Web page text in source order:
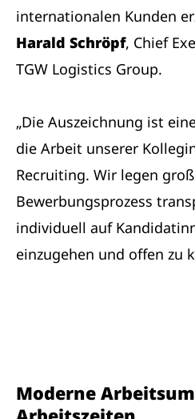
internationalen Kunden
Harald Schröpf, Chief
TGW Logistics Group.
„Die Auszeichnung ist
die Arbeit unserer
Recruiting. Wir legen
Bewerbungsprozess
individuell auf
einzugehen und offen zu
Moderne